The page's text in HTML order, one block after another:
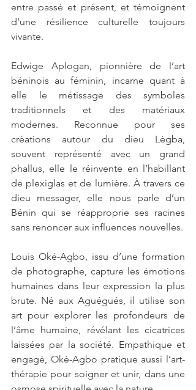
entre passé et présent, et témoignent
d’une résilience culturelle toujours
vivante.
Edwige Aplogan, pionnière de l’art
béninois au féminin, incarne quant à
elle le métissage des symboles
traditionnels et des matériaux
modernes. Reconnue pour ses
créations autour du dieu Lègba,
souvent représenté avec un grand
phallus, elle le réinvente en l’habillant
de plexiglas et de lumière. À travers ce
dieu messager, elle nous parle d’un
Bénin qui se réapproprie ses racines
sans renoncer aux influences nouvelles.
Louis Oké-Agbo, issu d’une formation
de photographe, capture les émotions
humaines dans leur expression la plus
brute. Né aux Aguégués, il utilise son
art pour explorer les profondeurs de
l’âme humaine, révélant les cicatrices
laissées par la société. Empathique et
engagé, Oké-Agbo pratique aussi l’art-
thérapie pour soigner et unir, dans une